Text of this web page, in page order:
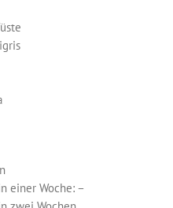
einer Woche: –